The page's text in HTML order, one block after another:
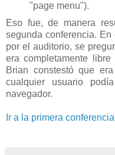
"page menu").
Eso fue, de manera
segunda conferencia.
por el auditorio, se
era completamente
Brian constestó que
cualquier usuario
navegador.
Ir a la primera